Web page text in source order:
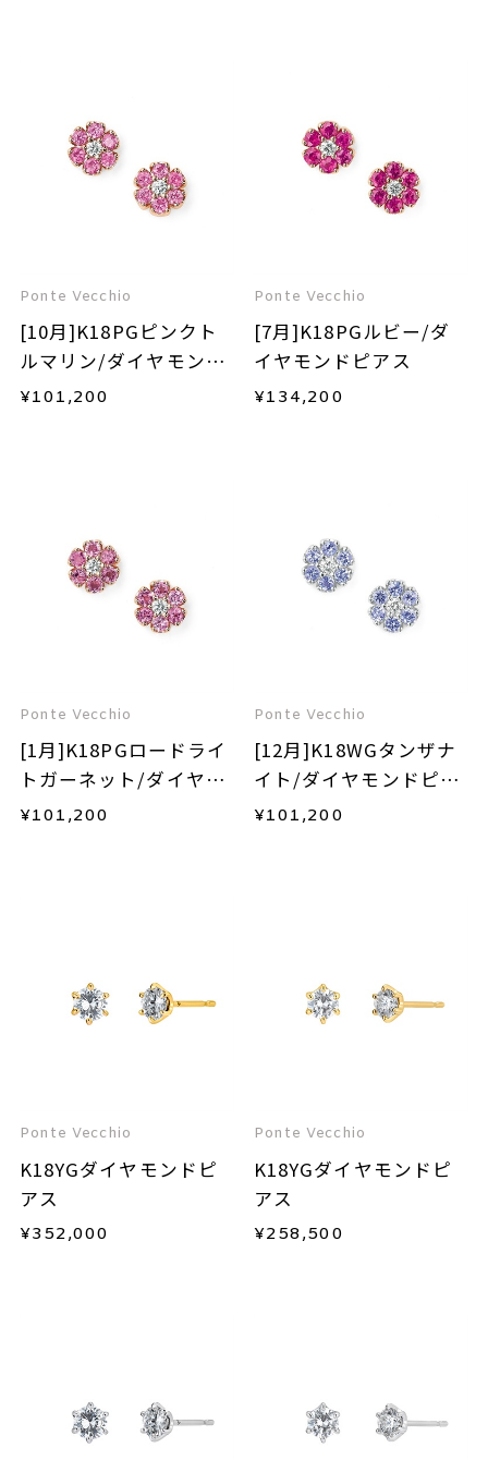
Ponte Vecchio
[10月]K18PGピンクト
ルマリン/ダイヤモンド
ピアス
¥101,200
Ponte Vecchio
[7月]K18PGルビー/ダ
イヤモンドピアス
¥134,200
Ponte Vecchio
[1月]K18PGロードライ
トガーネット/ダイヤモ
ンドピアス
¥101,200
Ponte Vecchio
[12月]K18WGタンザナ
イト/ダイヤモンドピア
ス
¥101,200
Ponte Vecchio
K18YGダイヤモンドピ
アス
¥352,000
Ponte Vecchio
K18YGダイヤモンドピ
アス
¥258,500